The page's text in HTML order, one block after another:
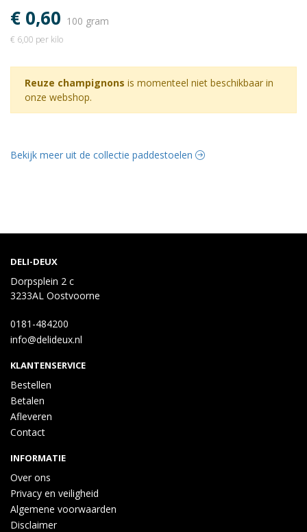
€ 0,60 100 gram
€ 6,00 per kilo
Reuze champignons is momenteel niet beschikbaar in
onze webshop.
Bekijk meer uit de collectie paddestoelen
DELI-DEUX
Dorpsplein 2 c
3233AL Oostvoorne
0181-484200
info@delideux.nl
KLANTENSERVICE
Bestellen
Betalen
Afleveren
Contact
INFORMATIE
Over ons
Privacy en veiligheid
Algemene voorwaarden
Disclaimer